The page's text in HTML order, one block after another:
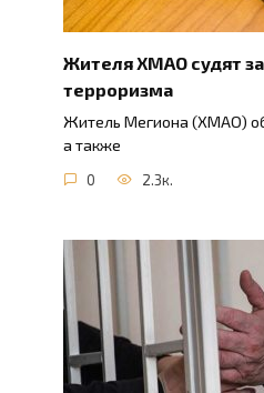
Жителя ХМАО судят
терроризма
Житель Мегиона (ХМАО)
а также
0 2.3к.